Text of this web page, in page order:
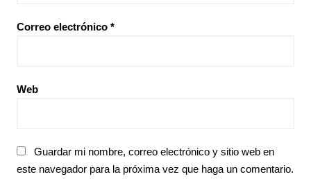
Correo electrónico *
Web
Guardar mi nombre, correo electrónico y sitio web en
este navegador para la próxima vez que haga un comentario.